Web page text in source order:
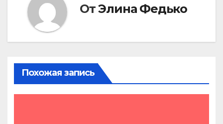
ОтЭлина Федько
Похожая запись